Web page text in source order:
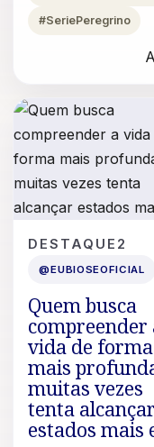
#SeriePeregrino
13 DE JUL. DE 2026
DESTAQUE2
@EUBIOSEOFICIAL
Quem busca
compreender
vida de forma
mais
muitas vezes
tenta alcançar
estados mais